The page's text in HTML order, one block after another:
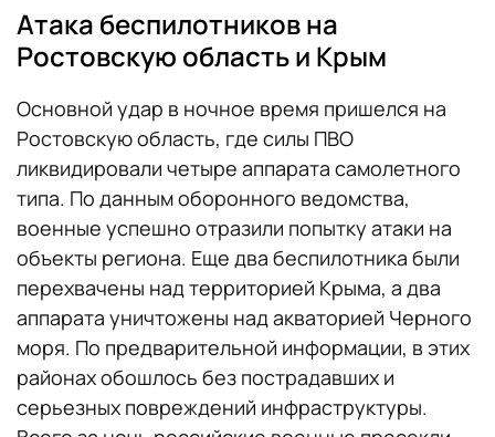
Атака беспилотников на
Ростовскую область и Крым
Основной удар в ночное время пришелся на
Ростовскую область, где силы ПВО
ликвидировали четыре аппарата самолетного
типа. По данным оборонного ведомства,
военные успешно отразили попытку атаки на
объекты региона. Еще два беспилотника были
перехвачены над территорией Крыма, а два
аппарата уничтожены над акваторией Черного
моря. По предварительной информации, в этих
районах обошлось без пострадавших и
серьезных повреждений инфраструктуры.